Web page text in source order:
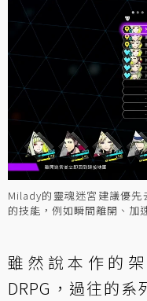
Milady的靈魂迷宮建議優
的技能，例如瞬間離開、加
雖然說本作的
DRPG，過往的